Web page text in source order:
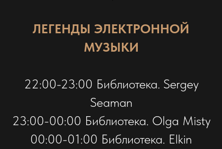
ЛЕГЕНДЫ ЭЛЕКТРОННОЙ
МУЗЫКИ
22:00-23:00 Библиотека. Sergey
Seaman
23:00-00:00 Библиотека. Olga Misty
00:00-01:00 Библиотека. Elkin